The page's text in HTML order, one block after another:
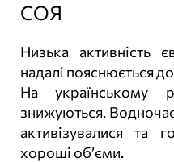
СОЯ
Низька активність
надалі пояснюється
На українському
знижуються.
активізувалися та
хороші об’єми.